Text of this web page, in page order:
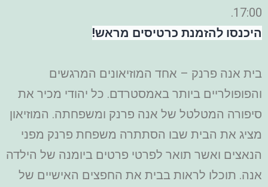
17:00.
היכנסו להזמנת כרטיסים מראש!
בית אנה פרנק – אחד המוזיאונים המרגשים
והפופולריים ביותר באמסטרדם. כל יהודי מכיר את
סיפורה המטלטל של אנה פרנק ומשפחתה. המוזיאון
מציג את הבית שבו הסתתרה משפחת פרנק מפני
הנאצים ואשר תואר לפרטי פרטים ביומנה של הילדה
אנה. תוכלו לראות בבית את החפצים האישיים של